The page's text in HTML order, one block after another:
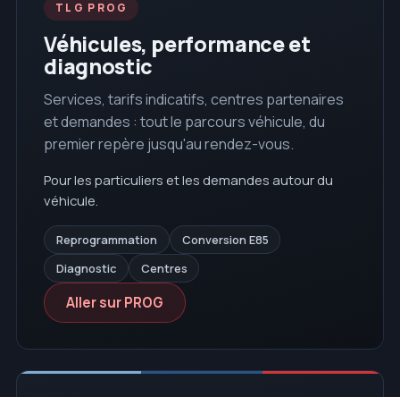
TLG PROG
Véhicules, performance et
diagnostic
Services, tarifs indicatifs, centres partenaires
et demandes : tout le parcours véhicule, du
premier repère jusqu'au rendez-vous.
Pour les particuliers et les demandes autour du
véhicule.
Reprogrammation
Conversion E85
Diagnostic
Centres
Aller sur PROG